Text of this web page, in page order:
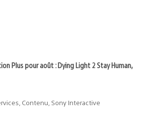
Plus pour août : Dying Light 2 Stay Human,
Contenu, Sony Interactive